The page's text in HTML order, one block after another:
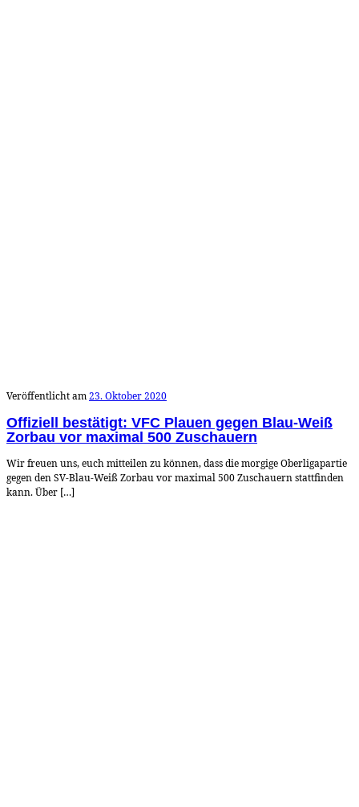
Veröffentlicht am23. Oktober 2020
Offiziell bestätigt: VFC Plauen gegen Blau-Weiß
Zorbau vor maximal 500 Zuschauern
Wir freuen uns, euch mitteilen zu können, dass die morgige Oberligapartie
gegen den SV-Blau-Weiß Zorbau vor maximal 500 Zuschauern stattfinden
kann. Über […]